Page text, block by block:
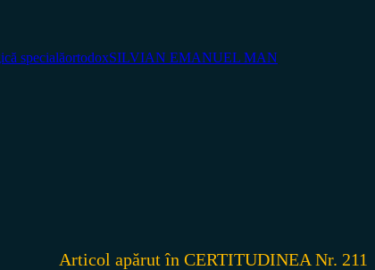
specialăortodoxSILVIAN EMANUEL MAN
Articol apărut în CERTITUDINEA Nr. 211